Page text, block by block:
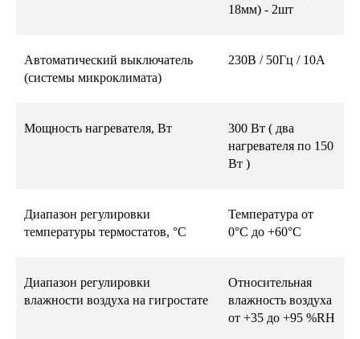
18мм) - 2шт
Автоматический выключатель
(системы микроклимата)
230В / 50Гц / 10А
Мощность нагревателя, Вт
300 Вт ( два
нагревателя по 150
Вт )
Диапазон регулировки
температуры термостатов, °С
Температура от
0°С до +60°С
Диапазон регулировки
влажности воздуха на гигростате
Относительная
влажность воздуха
от +35 до +95 %RH